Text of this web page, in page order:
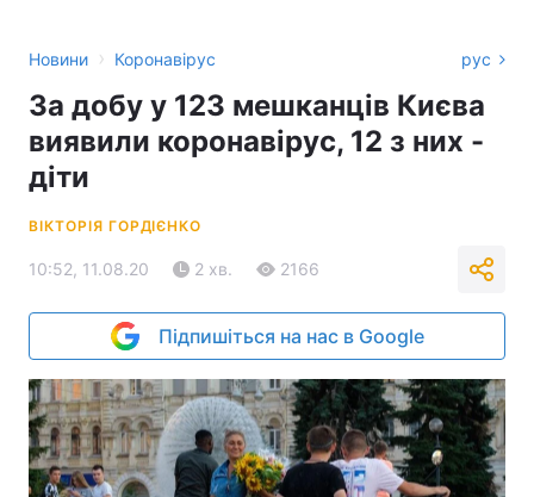
Новини › Коронавірус рус
За добу у 123 мешканців Києва
виявили коронавірус, 12 з них -
діти
ВІКТОРІЯ ГОРДІЄНКО
10:52, 11.08.20 2 хв. 2166
Підпишіться на нас в Google